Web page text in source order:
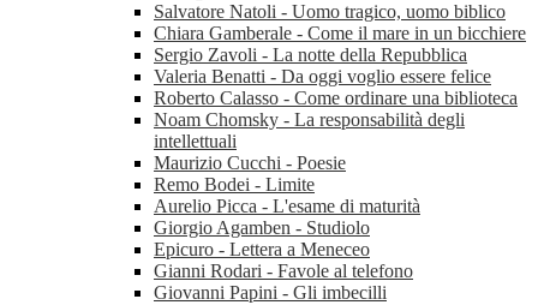
Salvatore Natoli - Uomo tragico, uomo biblico
Chiara Gamberale - Come il mare in un bicchiere
Sergio Zavoli - La notte della Repubblica
Valeria Benatti - Da oggi voglio essere felice
Roberto Calasso - Come ordinare una biblioteca
Noam Chomsky - La responsabilità degli
intellettuali
Maurizio Cucchi - Poesie
Remo Bodei - Limite
Aurelio Picca - L'esame di maturità
Giorgio Agamben - Studiolo
Epicuro - Lettera a Meneceo
Gianni Rodari - Favole al telefono
Giovanni Papini - Gli imbecilli